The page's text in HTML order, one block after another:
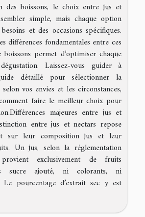
des boissons, le choix entre jus et
simple, mais chaque option
et des occasions spécifiques.
différences fondamentales entre ces
permet d’optimiser chaque
Laissez-vous guider à
détaillé pour sélectionner la
vos envies et les circonstances,
faire le meilleur choix pour
majeures entre jus et
entre jus et nectars repose
sur leur composition jus et leur
Un jus, selon la réglementation
provient exclusivement de fruits
sucre ajouté, ni colorants, ni
Le pourcentage d’extrait sec y est